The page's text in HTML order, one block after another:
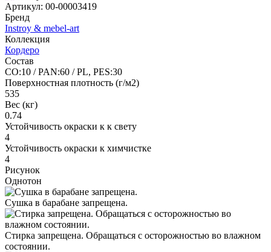
Артикул: 00-00003419
Бренд
Instroy & mebel-art
Коллекция
Кордеро
Состав
CO:10 / PAN:60 / PL, PES:30
Поверхностная плотность (г/м2)
535
Вес (кг)
0.74
Устойчивость окраски к к свету
4
Устойчивость окраски к химчистке
4
Рисунок
Однотон
Сушка в барабане запрещена.
Стирка запрещена. Обращаться с осторожностью во влажном
состоянии.